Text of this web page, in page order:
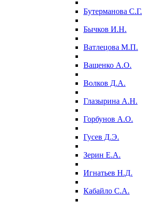
Бутерманова С.Г.
Бычков И.Н.
Ватлецова М.П.
Ващенко А.О.
Волков Д.А.
Глазырина А.Н.
Горбунов А.О.
Гусев Д.Э.
Зерин Е.А.
Игнатьев Н.Д.
Кабайло С.А.